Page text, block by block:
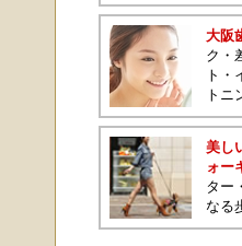
大阪
ク ・
ト ・
トニ
美し
ォー
ター ・
なる